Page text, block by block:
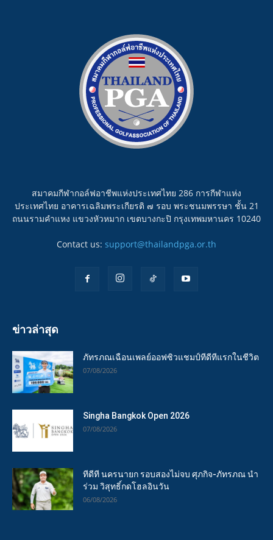
สมาคมกีฬากอล์ฟอาชีพแห่งประเทศไทย 286 การกีฬาแห่ง
ประเทศไทย อาคารเฉลิมพระเกียรติ ๗ รอบ พระชนมพรรษา ชั้น 21
ถนนรามคำแหง แขวงหัวหมาก เขตบางกะปิ กรุงเทพมหานคร 10240
Contact us: support@thailandpga.or.th
ข่าวล่าสุด
ภัทรภณเฉือนเพลย์ออฟซิวแชมป์ทีดีทีแรกในชีวิต
07/08/2026
Singha Bangkok Open 2026
07/08/2026
ทีดีที นครนายก รอบสองไม่จบ ศุภกิจ-ภัทรภณ นำ
ร่วม วิสุทธิ์กดโฮลอินวัน
06/08/2026